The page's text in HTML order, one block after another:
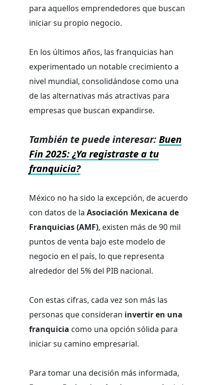
para aquellos emprendedores que buscan
iniciar su propio negocio.
En los últimos años, las franquicias han
experimentado un notable crecimiento a
nivel mundial, consolidándose como una
de las alternativas más atractivas para
empresas que buscan expandirse.
También te puede interesar:Buen
Fin 2025: ¿Ya registraste a tu
franquicia?
México no ha sido la excepción, de acuerdo
con datos de la Asociación Mexicana de
Franquicias (AMF), existen más de 90 mil
puntos de venta bajo este modelo de
negocio en el país, lo que representa
alrededor del 5% del PIB nacional.
Con estas cifras, cada vez son más las
personas que consideran invertir en una
franquicia como una opción sólida para
iniciar su camino empresarial.
Para tomar una decisión más informada,